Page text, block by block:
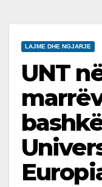
LAJME DHE NGJARJE
UNT